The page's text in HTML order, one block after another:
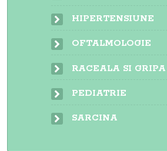
HIPERTENSIUNE
OFTALMOLOGIE
RACEALA SI GRIPA
PEDIATRIE
SARCINA